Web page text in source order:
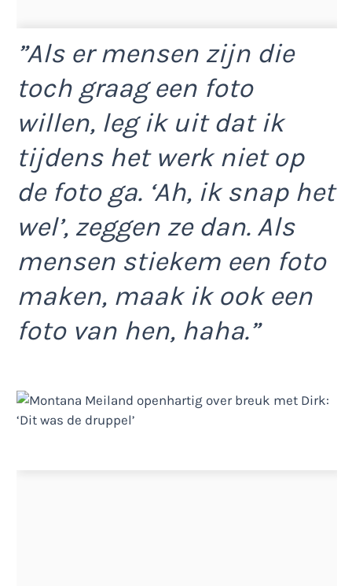
”Als er mensen zijn die
toch graag een foto
willen, leg ik uit dat ik
tijdens het werk niet op
de foto ga. ‘Ah, ik snap het
wel’, zeggen ze dan. Als
mensen stiekem een foto
maken, maak ik ook een
foto van hen, haha.”